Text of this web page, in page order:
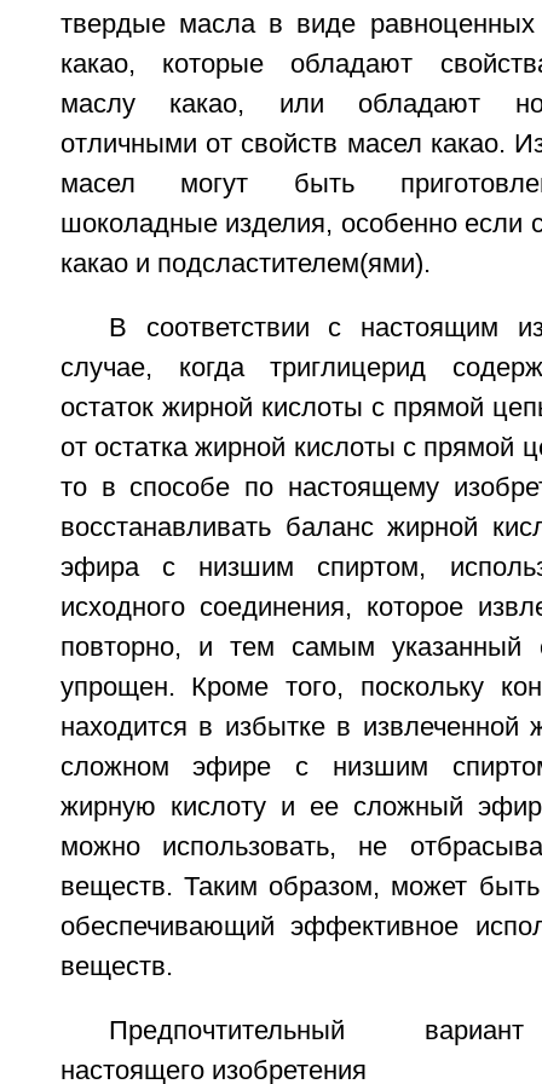
твердые масла в виде равноценных
какао, которые обладают
маслу какао, или обладают
отличными от свойств масел какао.
масел могут быть
шоколадные изделия, особенно если
какао и подсластителем(ями).
В соответствии с настоящим
случае, когда триглицерид
остаток жирной кислоты с прямой
от остатка жирной кислоты с прямой
то в способе по настоящему
восстанавливать баланс жирной
эфира с низшим спиртом,
исходного соединения, которое
повторно, и тем самым указанный
упрощен. Кроме того, поскольку
находится в избытке в извлеченной
сложном эфире с низшим
жирную кислоту и ее сложный
можно использовать, не
веществ. Таким образом, может
обеспечивающий эффективное
веществ.
Предпочтительный
настоящего изобретения